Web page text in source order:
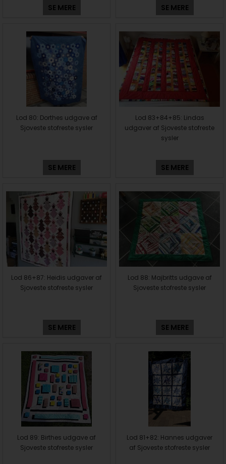
SE MERE SE MERE
Lod 80: Dorthes udgave af
Sjoveste stofreste sysler
SE MERE
Lod 83+84+85: Lindas
udgaver af Sjoveste stofreste
sysler
SE MERE
Lod 86+87: Heidis udgaver af
Sjoveste stofreste sysler
SE MERE
Lod 88: Majbritts udgave af
Sjoveste stofreste sysler
SE MERE
Lod 89: Birthes udgave af
Sjoveste stofreste sysler
Lod 81+82: Hannes udgaver
af Sjoveste stofreste sysler